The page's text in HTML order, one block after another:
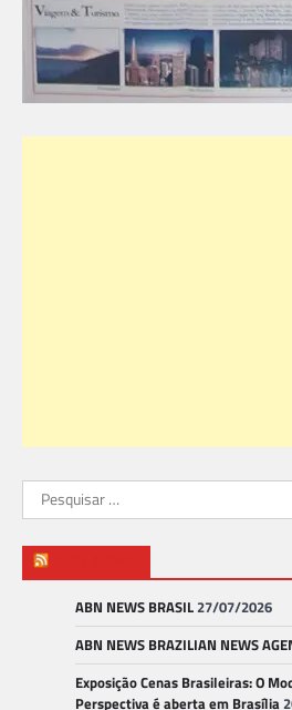
Pesquisar
por:
ABN NEWS BRASIL27/07/2026
ABN NEWS BRAZILIAN NEWS
Exposição Cenas Brasileiras: O
Perspectiva é aberta em Brasília